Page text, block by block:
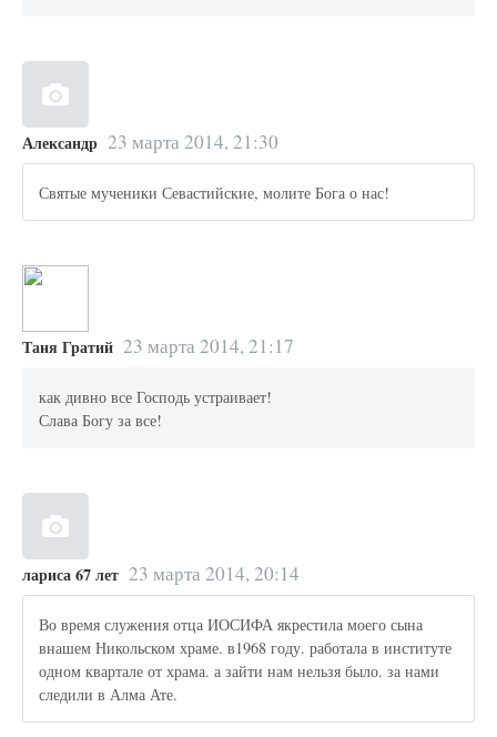
Александр 23 марта 2014, 21:30
Святые мученики Севастийские, молите Бога о нас!
Таня Гратий 23 марта 2014, 21:17
как дивно все Господь устраивает!
Слава Богу за все!
лариса 67 лет 23 марта 2014, 20:14
Во время служения отца ИОСИФА якрестила моего сына
внашем Никольском храме. в1968 году. работала в институте
одном квартале от храма. а зайти нам нельзя было. за нами
следили в Алма Ате.